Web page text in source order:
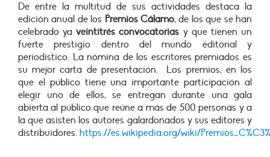
De entre la multitud de sus actividades destaca la
edición anual de los Premios Cálamo, de los que se han
celebrado yaveintitrés convocatorias y que tienen un
fuerte prestigio dentro del mundo editorial y
periodístico. La nómina de los escritores premiados es
su mejor carta de presentación. Los premios, en los
que el público tiene una importante participación al
elegir uno de ellos, se entregan durante una gala
abierta al público que reúne a más de 500 personas y a
la que asisten los autores galardonados y sus editores y
distribuidores. https://es.wikipedia.org/wiki/